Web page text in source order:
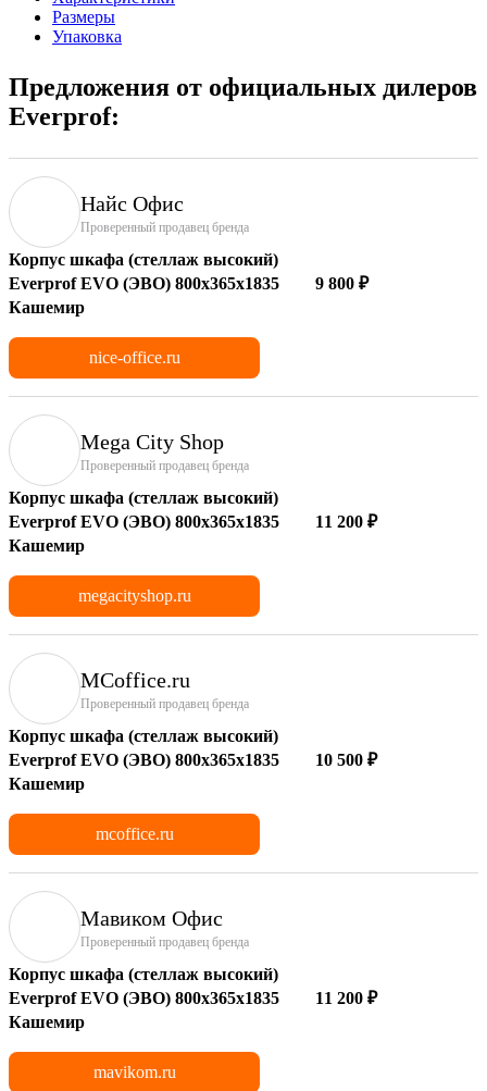
Размеры
Упаковка
Предложения от официальных дилеров
Everprof:
Найс Офис
Проверенный продавец бренда
Корпус шкафа (стеллаж высокий)
Everprof EVO (ЭВО) 800х365х1835
Кашемир
9 800 ₽
nice-office.ru
Mega City Shop
Проверенный продавец бренда
Корпус шкафа (стеллаж высокий)
Everprof EVO (ЭВО) 800х365х1835
Кашемир
11 200 ₽
megacityshop.ru
MCoffice.ru
Проверенный продавец бренда
Корпус шкафа (стеллаж высокий)
Everprof EVO (ЭВО) 800х365х1835
Кашемир
10 500 ₽
mcoffice.ru
Мавиком Офис
Проверенный продавец бренда
Корпус шкафа (стеллаж высокий)
Everprof EVO (ЭВО) 800х365х1835
Кашемир
11 200 ₽
mavikom.ru